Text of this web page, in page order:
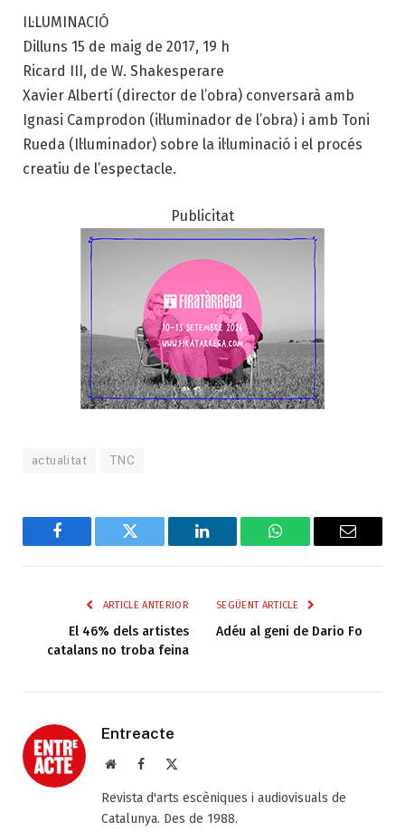
IL·LUMINACIÓ
Dilluns 15 de maig de 2017, 19 h
Ricard III, de W. Shakesperare
Xavier Albertí (director de l’obra) conversarà amb
Ignasi Camprodon (il·luminador de l’obra) i amb Toni
Rueda (Il·luminador) sobre la il·luminació i el procés
creatiu de l’espectacle.
Publicitat
actualitat TNC
Facebook Twitter LinkedIn WhatsAppEmail
ARTICLE ANTERIOR
El 46% dels artistes
catalans no troba feina
SEGÜENT ARTICLE
Adéu al geni de Dario Fo
Entreacte
Web Facebook
Revista d'arts escèniques i audiovisuals de
Catalunya. Des de 1988.